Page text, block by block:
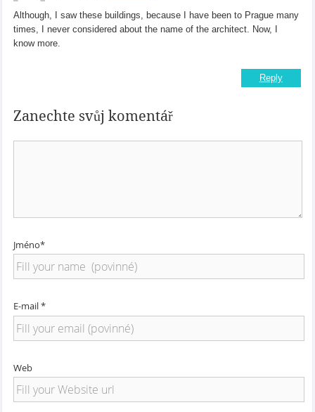
Although, I saw these buildings, because I have been to Prague many
times, I never considered about the name of the architect. Now, I
know more.
Reply
Zanechte svůj komentář
Jméno*
E-mail *
Web